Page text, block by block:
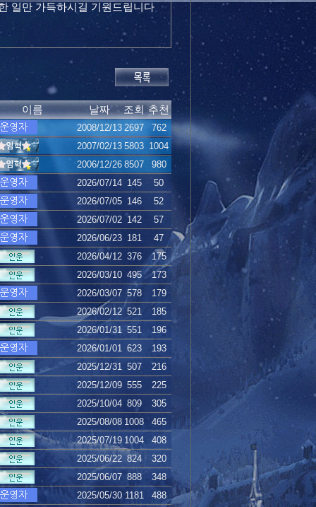
일만 가득하시길 기원드립니다
이름 날짜 조회 추천
2008/12/13 2697
762
2007/02/13 5803 1004
2006/12/26 8507
980
2026/07/14 145
50
2026/07/05 146
52
2026/07/02 142
57
2026/06/23 181
47
2026/04/12 376
175
2026/03/10 495
173
2026/03/07 578
179
2026/02/12 521
185
2026/01/31 551
196
2026/01/01 623
193
2025/12/31 507
216
2025/12/09 555
225
2025/10/04 809
305
2025/08/08 1008
465
2025/07/19 1004
408
2025/06/22 824
320
2025/06/07 888
348
2025/05/30 1181
488